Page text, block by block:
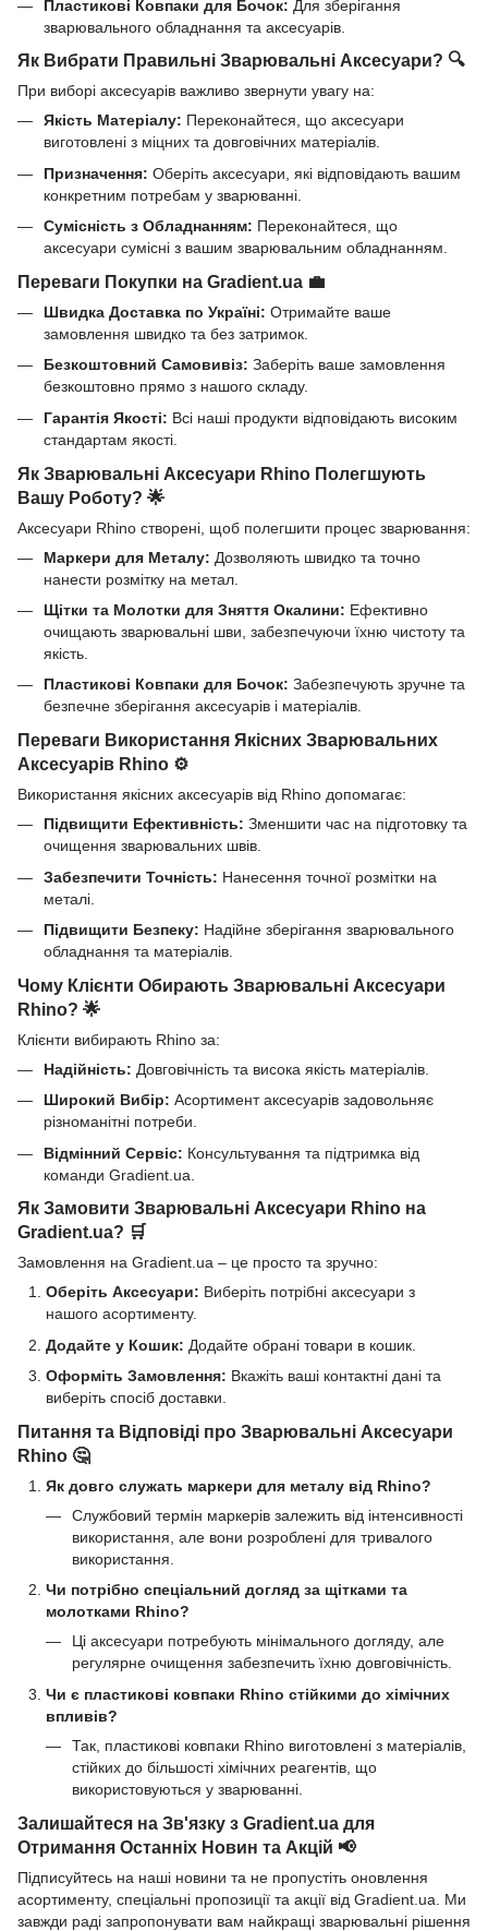
Пластикові Ковпаки для Бочок: Для зберігання
зварювального обладнання та аксесуарів.
Як Вибрати Правильні Зварювальні Аксесуари? 🔍
При виборі аксесуарів важливо звернути увагу на:
Якість Матеріалу: Переконайтеся, що аксесуари
виготовлені з міцних та довговічних матеріалів.
Призначення: Оберіть аксесуари, які відповідають вашим
конкретним потребам у зварюванні.
Сумісність з Обладнанням: Переконайтеся, що
аксесуари сумісні з вашим зварювальним обладнанням.
Переваги Покупки на Gradient.ua 💼
Швидка Доставка по Україні: Отримайте ваше
замовлення швидко та без затримок.
Безкоштовний Самовивіз: Заберіть ваше замовлення
безкоштовно прямо з нашого складу.
Гарантія Якості: Всі наші продукти відповідають високим
стандартам якості.
Як Зварювальні Аксесуари Rhino Полегшують
Вашу Роботу? 🌟
Аксесуари Rhino створені, щоб полегшити процес зварювання:
Маркери для Металу: Дозволяють швидко та точно
нанести розмітку на метал.
Щітки та Молотки для Зняття Окалини: Ефективно
очищають зварювальні шви, забезпечуючи їхню чистоту та
якість.
Пластикові Ковпаки для Бочок: Забезпечують зручне та
безпечне зберігання аксесуарів і матеріалів.
Переваги Використання Якісних Зварювальних
Аксесуарів Rhino ⚙️
Використання якісних аксесуарів від Rhino допомагає:
Підвищити Ефективність: Зменшити час на підготовку та
очищення зварювальних швів.
Забезпечити Точність: Нанесення точної розмітки на
металі.
Підвищити Безпеку: Надійне зберігання зварювального
обладнання та матеріалів.
Чому Клієнти Обирають Зварювальні Аксесуари
Rhino? 🌟
Клієнти вибирають Rhino за:
Надійність: Довговічність та висока якість матеріалів.
Широкий Вибір: Асортимент аксесуарів задовольняє
різноманітні потреби.
Відмінний Сервіс: Консультування та підтримка від
команди Gradient.ua.
Як Замовити Зварювальні Аксесуари Rhino на
Gradient.ua? 🛒
Замовлення на Gradient.ua – це просто та зручно:
Оберіть Аксесуари: Виберіть потрібні аксесуари з
нашого асортименту.
Додайте у Кошик: Додайте обрані товари в кошик.
Оформіть Замовлення: Вкажіть ваші контактні дані та
виберіть спосіб доставки.
Питання та Відповіді про Зварювальні Аксесуари
Rhino 🤔
Як довго служать маркери для металу від Rhino?
Службовий термін маркерів залежить від інтенсивності
використання, але вони розроблені для тривалого
використання.
Чи потрібно спеціальний догляд за щітками та
молотками Rhino?
Ці аксесуари потребують мінімального догляду, але
регулярне очищення забезпечить їхню довговічність.
Чи є пластикові ковпаки Rhino стійкими до хімічних
впливів?
Так, пластикові ковпаки Rhino виготовлені з матеріалів,
стійких до більшості хімічних реагентів, що
використовуються у зварюванні.
Залишайтеся на Зв'язку з Gradient.ua для
Отримання Останніх Новин та Акцій 📢
Підписуйтесь на наші новини та не пропустіть оновлення
асортименту, спеціальні пропозиції та акції від Gradient.ua. Ми
завжди раді запропонувати вам найкращі зварювальні рішення